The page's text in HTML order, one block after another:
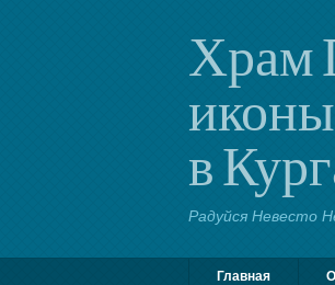
Храм
в
Радуйся Невесто
Главная